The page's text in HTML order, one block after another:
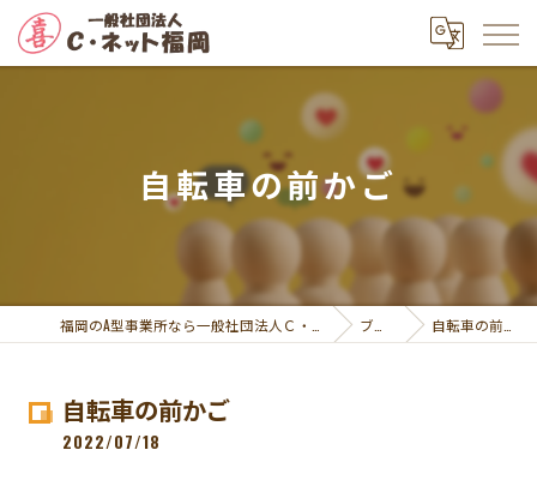
自転車の前かご
ブログ 自転車の前かご
自転車の前かご
2022/07/18